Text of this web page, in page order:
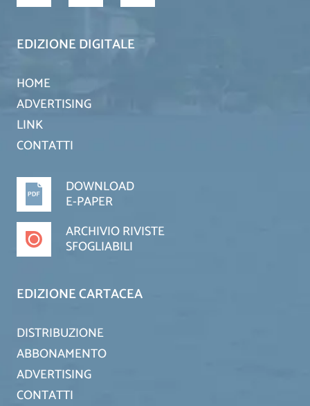
EDIZIONE DIGITALE
HOME
ADVERTISING
LINK
CONTATTI
DOWNLOAD
E-PAPER
ARCHIVIO RIVISTE
SFOGLIABILI
EDIZIONE CARTACEA
DISTRIBUZIONE
ABBONAMENTO
ADVERTISING
CONTATTI